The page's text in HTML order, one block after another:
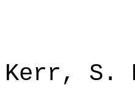
Kerr, S.